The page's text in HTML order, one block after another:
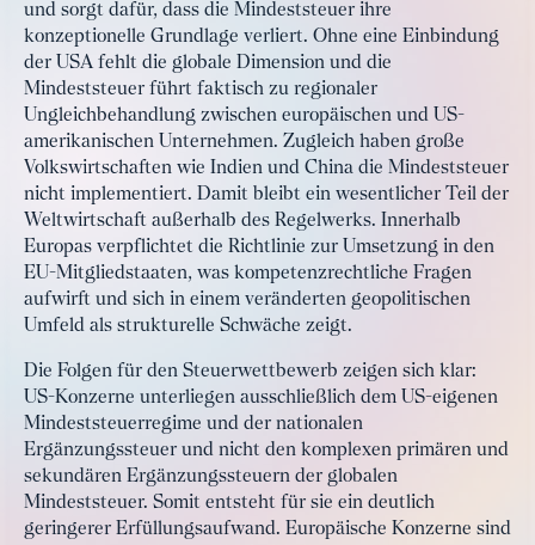
und sorgt dafür, dass die Mindeststeuer ihre
konzeptionelle Grundlage verliert. Ohne eine Einbindung
der USA fehlt die globale Dimension und die
Mindeststeuer führt faktisch zu regionaler
Ungleichbehandlung zwischen europäischen und US-
amerikanischen Unternehmen. Zugleich haben große
Volkswirtschaften wie Indien und China die Mindeststeuer
nicht implementiert. Damit bleibt ein wesentlicher Teil der
Weltwirtschaft außerhalb des Regelwerks. Innerhalb
Europas verpflichtet die Richtlinie zur Umsetzung in den
EU-Mitgliedstaaten, was kompetenzrechtliche Fragen
aufwirft und sich in einem veränderten geopolitischen
Umfeld als strukturelle Schwäche zeigt.
Die Folgen für den Steuerwettbewerb zeigen sich klar:
US-Konzerne unterliegen ausschließlich dem US-eigenen
Mindeststeuerregime und der nationalen
Ergänzungssteuer und nicht den komplexen primären und
sekundären Ergänzungssteuern der globalen
Mindeststeuer. Somit entsteht für sie ein deutlich
geringerer Erfüllungsaufwand. Europäische Konzerne sind